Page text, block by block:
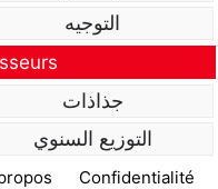
التوجيه
جذاذات
التوزيع السنوي
Confidentialité